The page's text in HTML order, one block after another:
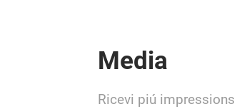
Media
Ricevi piú impressions